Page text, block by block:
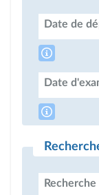
Date de
Date